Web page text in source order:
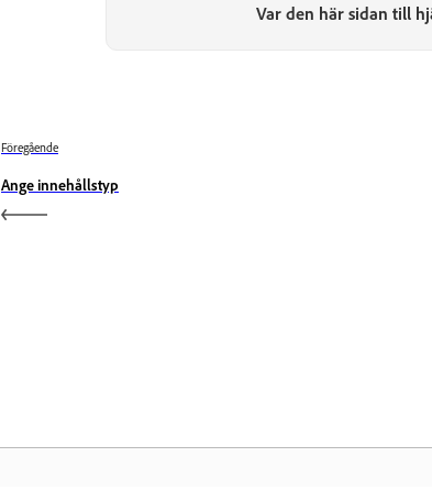
Var den här sidan till
Föregående
Ange innehållstyp